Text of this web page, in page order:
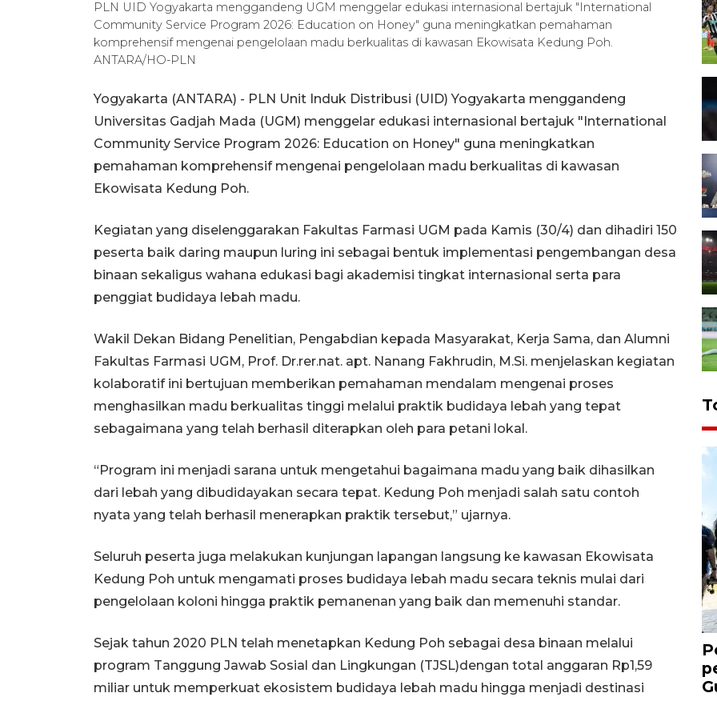
PLN UID Yogyakarta menggandeng UGM menggelar edukasi internasional bertajuk "International
Community Service Program 2026: Education on Honey" guna meningkatkan pemahaman
komprehensif mengenai pengelolaan madu berkualitas di kawasan Ekowisata Kedung Poh.
ANTARA/HO-PLN
Yogyakarta (ANTARA) - PLN Unit Induk Distribusi (UID) Yogyakarta menggandeng
Universitas Gadjah Mada (UGM) menggelar edukasi internasional bertajuk "International
Community Service Program 2026: Education on Honey" guna meningkatkan
pemahaman komprehensif mengenai pengelolaan madu berkualitas di kawasan
Ekowisata Kedung Poh.
Kegiatan yang diselenggarakan Fakultas Farmasi UGM pada Kamis (30/4) dan dihadiri 150
peserta baik daring maupun luring ini sebagai bentuk implementasi pengembangan desa
binaan sekaligus wahana edukasi bagi akademisi tingkat internasional serta para
penggiat budidaya lebah madu.
Wakil Dekan Bidang Penelitian, Pengabdian kepada Masyarakat, Kerja Sama, dan Alumni
Fakultas Farmasi UGM, Prof. Dr.rer.nat. apt. Nanang Fakhrudin, M.Si. menjelaskan kegiatan
kolaboratif ini bertujuan memberikan pemahaman mendalam mengenai proses
menghasilkan madu berkualitas tinggi melalui praktik budidaya lebah yang tepat
sebagaimana yang telah berhasil diterapkan oleh para petani lokal.
“Program ini menjadi sarana untuk mengetahui bagaimana madu yang baik dihasilkan
dari lebah yang dibudidayakan secara tepat. Kedung Poh menjadi salah satu contoh
nyata yang telah berhasil menerapkan praktik tersebut,” ujarnya.
Seluruh peserta juga melakukan kunjungan lapangan langsung ke kawasan Ekowisata
Kedung Poh untuk mengamati proses budidaya lebah madu secara teknis mulai dari
pengelolaan koloni hingga praktik pemanenan yang baik dan memenuhi standar.
Sejak tahun 2020 PLN telah menetapkan Kedung Poh sebagai desa binaan melalui
program Tanggung Jawab Sosial dan Lingkungan (TJSL)dengan total anggaran Rp1,59
miliar untuk memperkuat ekosistem budidaya lebah madu hingga menjadi destinasi